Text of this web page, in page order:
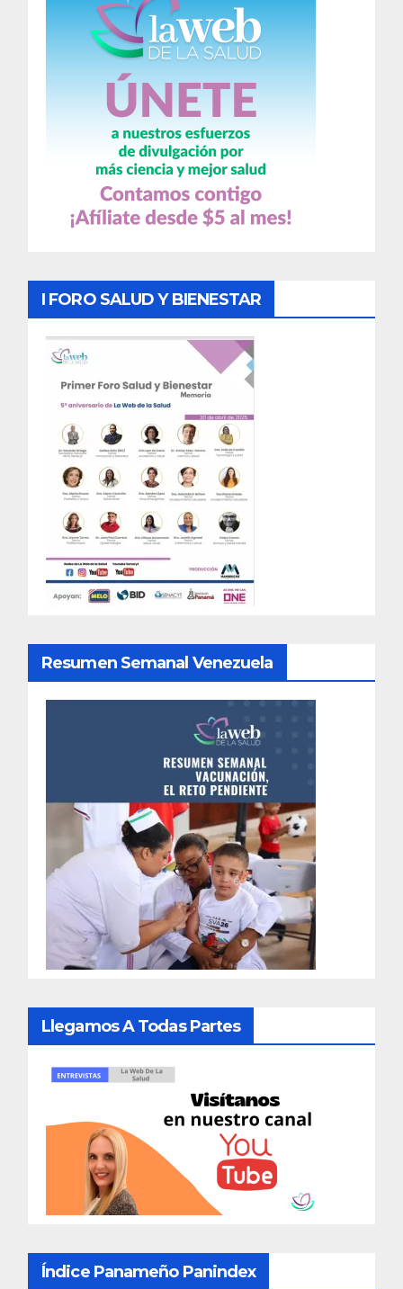
I FORO SALUD Y BIENESTAR
Resumen Semanal Venezuela
Llegamos A Todas Partes
Índice Panameño Panindex